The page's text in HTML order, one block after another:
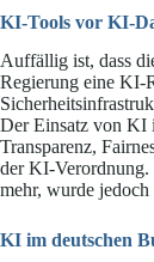
KI-Tools vor KI-
Auffällig ist, dass
Regierung eine KI-
Der Einsatz von KI
Transparenz,
der KI-
mehr, wurde
KI im deutschen